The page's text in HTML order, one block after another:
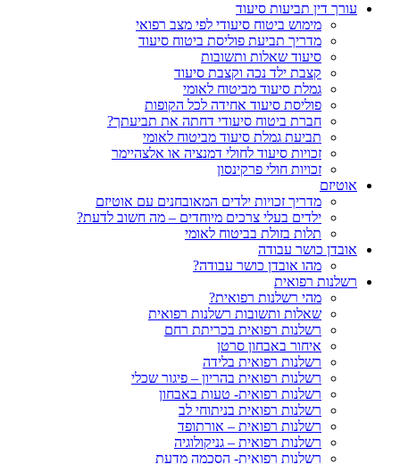
עורך דין תביעות סיעוד
מימוש ביטוח סיעודי לפי מצב רפואי
מדריך תביעת פוליסת ביטוח סיעוד
סיעוד שאלות ותשובות
קצבת ילד נכה וקצבת סיעוד
גמלת סיעוד מביטוח לאומי
פוליסת סיעוד אחידה לכל הקופות
חברת ביטוח סיעודי דחתה את תביעתך?
תביעת גמלת סיעוד מביטוח לאומי
זכויות סיעוד לחולי דמנציה או אלצהיימר
זכויות חולי פרקינסון
אוטיזם
מדריך זכויות ילדים המאובחנים עם אוטיזם
ילדים בעלי צרכים מיוחדים – מה חשוב לדעת?
תלות בזולת בביטוח לאומי
אובדן כושר עבודה
מהו אובדן כושר עבודה?
רשלנות רפואית
מהי רשלנות רפואית?
שאלות ותשובות רשלנות רפואית
רשלנות רפואית בכריתת רחם
איחור באבחון סרטן
רשלנות רפואית בלידה
רשלנות רפואית בהריון – פיגור שכלי
רשלנות רפואית- טעות באבחון
רשלנות רפואית בניתוחי לב
רשלנות רפואית – אורתופד
רשלנות רפואית – גניקולוגיה
רשלנות רפואית- הסכמה מדעת